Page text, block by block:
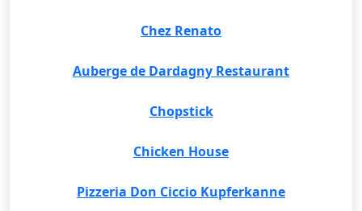
Chez Renato
Auberge de Dardagny Restaurant
Chopstick
Chicken House
Pizzeria Don Ciccio Kupferkanne